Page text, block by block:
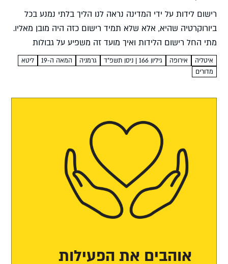
רישום לידות על ידי המדינה נראה לנו הליך בלתי נמנע בכל
ביורוקרטיה שהיא, אלא שלא תמיד רישום כזה היה מובן מאליו.
מתי החל רישום הלידות ואיך מועד זה משפיע על גבולות
היכולת לשרטט עץ משפחתי?...
איטליה אירופה גיליון 166 | ניסן תשפ”ד גרמניה המאה ה-19
ליטא
מדורים
אוהבים את הפעילות